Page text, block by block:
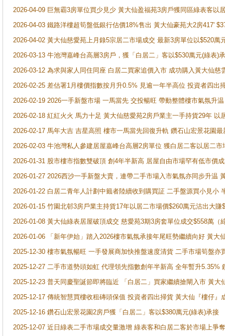
2026-04-09 巨無霸3房單位買少見少 黃大仙盈福苑3房戶獲同區綠表客以
2026-04-03 鐵路洋樓超筍盤低銀行估價18%售出 黃大仙豪苑大2房417'
2026-04-02 黃大仙慈愛苑上月錄5宗居二市場成交 最新3房單位以$520萬
2026-03-13 牛池灣嘉峰台高層3房戶，獲「白居二」客以$530萬元(綠表)
2026-03-12 為求與家人同住同座 白居二買家追價入市 成功購入黃大仙
2026-02-25 差估署1月樓價指數按月升0.5% 見逾一年半高位 投資者四
2026-02-19 2026一手新盤市場 一馬當先 交投暢旺 帶動整體樓市氣氛升
2026-02-18 紅紅火火 馬力十足 黃大仙慈愛苑2房戶業主一手持貨29年 以
2026-02-17 馬年大吉 吉星高照 樓市一馬當先回復升軌 鑽石山宏景花園
2026-02-03 牛池灣私人參建居屋嘉峰台高層2房單位 獲白居二客以居二市
2026-01-31 股市樓市指數雙破頂 創4年半新高 居屋自由市場罕有低市價
2026-01-27 2026西沙一手新盤大賣，連帶二手市場入市氣氛亦同步升温
2026-01-22 白居二青年人計劃中籤者陸續收到購買証 二手盤源買小見小
2026-01-15 竹園北邨3房戶業主持貨17年以居二市場價$260萬元沽出大賺
2026-01-08 黃大仙綠表居屋破頂成交 慈愛苑3期3房套單位成交$558萬（
2026-01-06 「新年伊始」踏入2026樓市氣氛承接年尾旺勢繼續向好 黃
2025-12-30 樓市氣氛暢旺 一手發展商加快推盤速度清貨 二手市場筍盤
2025-12-27 二手市道勢頭如虹 代理領先指數創年半新高 全年暫升5.35%
2025-12-23 普天同慶聖誕節即將臨近 「白居二」買家繼續搶閘入市 黃
2025-12-17 傳統智慧買樓收租磚頭保值 投資者四出掃貨 黃大仙『樓仔
2025-12-16 鑽石山宏景花園2房戶獲「白居二」客以$380萬元(綠表)承接
2025-12-07 近日綠表二手市場成交量激增 綠表客和白居二客於市場上